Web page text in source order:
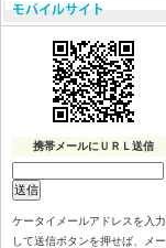
携帯メールにＵＲＬ送信
ケータイメールアドレスを入力
して送信ボタンを押せば、メー